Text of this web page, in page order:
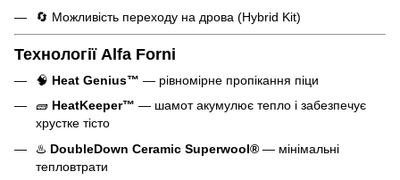
🔄 Можливість переходу на дрова (Hybrid Kit)
Технології Alfa Forni
🧠 Heat Genius™ — рівномірне пропікання піци
🧱 HeatKeeper™ — шамот акумулює тепло і забезпечує
хрустке тісто
♨️ DoubleDown Ceramic Superwool® — мінімальні
тепловтрати